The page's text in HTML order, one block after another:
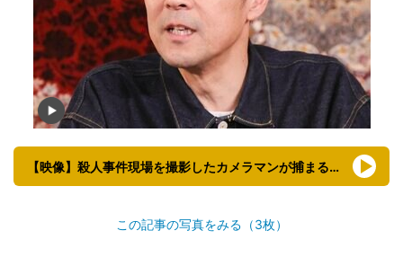
【映像】殺人事件現場を撮影したカメラマンが捕まる瞬間
この記事の写真をみる（3枚）